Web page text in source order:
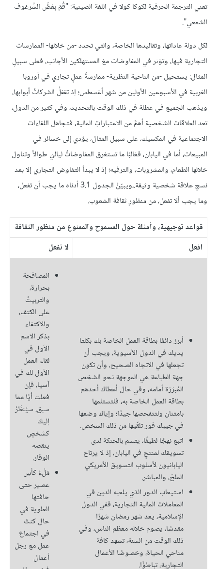
تعني الترجمة الحرفية لكوكا كولا في اللغة الصينية: "قُمْ بِعَضِّ الشُرغوف
الشمعي".
لكل دولة عاداتها، وتقاليدها الخاصة، والتي تحدد -من خلالها- الممارسات
التجارية فيها، وتؤثر في المفاوضات معَ المستهلكين الأجانب، فعلى سبيلِ
المثال: يستحيل -من الناحية النظرية- ممارسةُ عملٍ تجاري في أوروبا
الغربية في الأسبوعين الأولين من شهر أغسطس؛ إذ تقفلُ الشركاتُ أبوابها،
ويذهب الجميع في عطلة في ذلك الوقت بالتحديد، وفي كثير من الدول،
تعد العلاقات الشخصية أهمَّ من الاعتباراتِ المالية، فتجاهل اللقاءات
الاجتماعية في المكسيك، على سبيل المثال، يؤدي إلى خسائر في
المبيعات، أما في اليابان، فغالبًا ما تستغرق المفاوضاتُ لياليَ طوالاً وتناول
خلالها الطعام، والمشروبات، والترفيه؛ إذ لا يبدأ التفاوض التجاري إلا بعد
نسجِ علاقة شخصية وثيقة.،ويبيّنُ الجدول 3.1 أدناه ما يجب أن تفعل،
وما يجب ألا تفعل، من منظورِ ثقافة الشعوب.
قواعد توجيهية، وأمثلة حول المسموح والممنوع من منظور الثقافة
افعل
لا تفعل
أبرز دائمًا بطاقة العمل الخاصة بك بكلتا
يديك في الدول الآسيوية، ويجب أن
تجعلها في الاتجاه الصحيح، وأن تكون
جهة الطباعة هي الموجهة نحو الشخص
المُبرَزة أمامه، وفي حال أعطاك أحدهم
بطاقة العمل الخاصة به، فلتستلمها
بامتنان ولتتفحصها جيدًا؛ وإياك وضعها
في جيبك فور تلقّيها من ذلك الشخص.
اتبع نهجًا لطيفًا، يتسم بالحنكة لدى
تسويقك لمنتجٍ في اليابان، إذ لا يرتاح
اليابانيون لأسلوب التسويق الأمريكي
الملحّ، والمباشر.
استيعاب الدور الذي يلعبه الدين في
المعاملات المالية التجارية، ففي الدول
الإسلامية، يعد شهر رمضان شهرًا
مقدسًا، يصوم خلاله معظم الناس، وفي
ذلك الوقت من السنة، تشهد كافة
مناحي الحياة، وخصوصًا الأعمال
التجارية، تباطؤًا.
المصافحة
بحرارة،
والتربيتُ
على الكتف،
والاكتفاء
بذكر الاسم
الأول في
لقاء العمل
الأول لك في
آسيا، فإن
فعلت أيًا مما
سبق، سيُنظَرُ
إليكَ
كشخصٍ
ينقصه
الوقار.
مَلْءُ كأسِ
عصير حتى
حافتها
العلوية في
حال كنتَ
في اجتماع
عمل مع رجل
أعمال